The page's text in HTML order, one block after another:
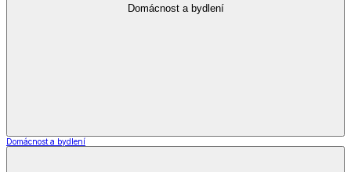
Domácnost a bydlení
Domácnost a bydlení